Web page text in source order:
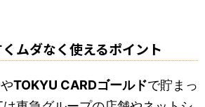
ムダなく使えるポイント
やTOKYU CARDゴールドで貯まっ